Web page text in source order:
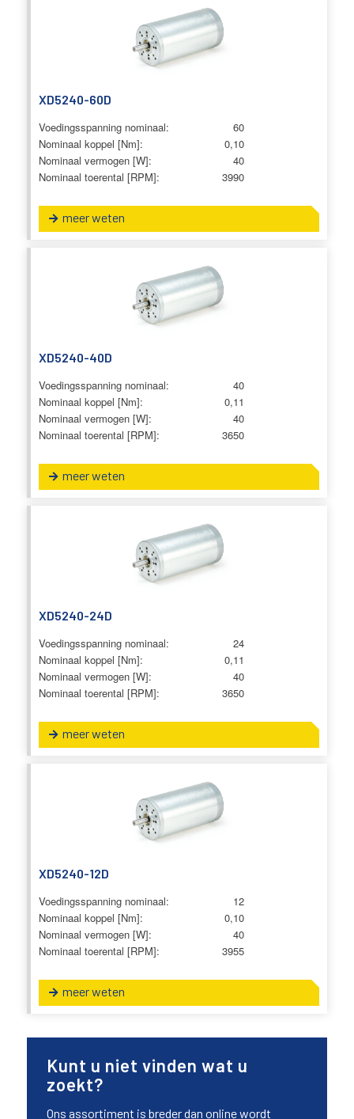
XD5240-60D
Voedingsspanning nominaal:
60
Nominaal koppel [Nm]:
0,10
Nominaal vermogen [W]:
40
Nominaal toerental [RPM]:
3990
meer weten
XD5240-40D
Voedingsspanning nominaal:
40
Nominaal koppel [Nm]:
0,11
Nominaal vermogen [W]:
40
Nominaal toerental [RPM]:
3650
meer weten
XD5240-24D
Voedingsspanning nominaal:
24
Nominaal koppel [Nm]:
0,11
Nominaal vermogen [W]:
40
Nominaal toerental [RPM]:
3650
meer weten
XD5240-12D
Voedingsspanning nominaal:
12
Nominaal koppel [Nm]:
0,10
Nominaal vermogen [W]:
40
Nominaal toerental [RPM]:
3955
meer weten
Kunt u niet vinden wat u
zoekt?
Ons assortiment is breder dan online wordt